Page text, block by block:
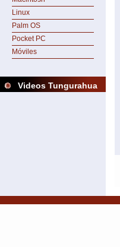
Linux
Palm OS
Pocket PC
Móviles
Videos Tungurahua